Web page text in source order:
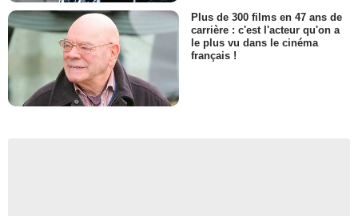
Plus de 300 films en 47 ans de
carrière : c'est l'acteur qu'on a
le plus vu dans le cinéma
français !